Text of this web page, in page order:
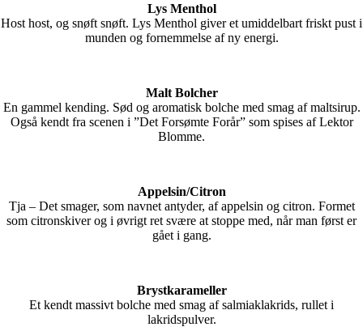
Lys Menthol
Host host, og snøft snøft. Lys Menthol giver et umiddelbart friskt pust i
munden og fornemmelse af ny energi.
Malt Bolcher
En gammel kending. Sød og aromatisk bolche med smag af maltsirup.
Også kendt fra scenen i ”Det Forsømte Forår” som spises af Lektor
Blomme.
Appelsin/Citron
Tja – Det smager, som navnet antyder, af appelsin og citron. Formet
som citronskiver og i øvrigt ret svære at stoppe med, når man først er
gået i gang.
Brystkarameller
Et kendt massivt bolche med smag af salmiaklakrids, rullet i
lakridspulver.